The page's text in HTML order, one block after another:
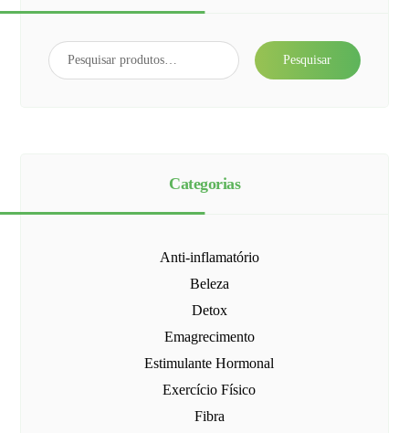
Pesquisar
Categorias
Anti-inflamatório
Beleza
Detox
Emagrecimento
Estimulante Hormonal
Exercício Físico
Fibra